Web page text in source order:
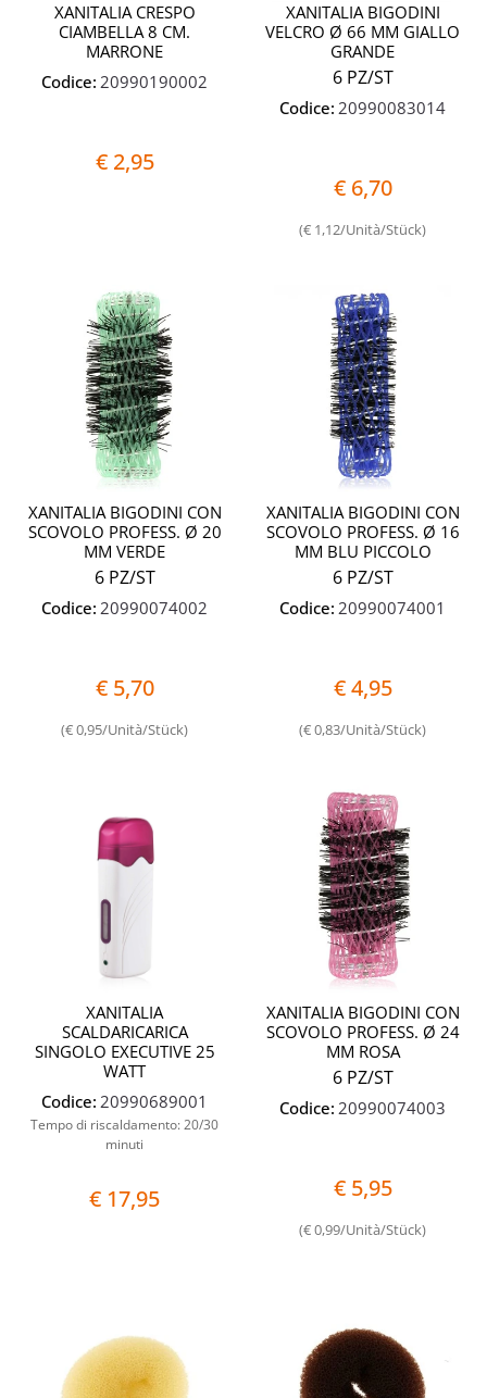
XANITALIA CRESPO
CIAMBELLA 8 CM.
MARRONE
Codice: 20990190002
€ 2,95
XANITALIA BIGODINI
VELCRO Ø 66 MM GIALLO
GRANDE
6 PZ/ST
Codice: 20990083014
€ 6,70
(€ 1,12/Unità/Stück)
XANITALIA BIGODINI CON
SCOVOLO PROFESS. Ø 20
MM VERDE
6 PZ/ST
Codice: 20990074002
€ 5,70
(€ 0,95/Unità/Stück)
XANITALIA BIGODINI CON
SCOVOLO PROFESS. Ø 16
MM BLU PICCOLO
6 PZ/ST
Codice: 20990074001
€ 4,95
(€ 0,83/Unità/Stück)
XANITALIA
SCALDARICARICA
SINGOLO EXECUTIVE 25
WATT
Codice: 20990689001
Tempo di riscaldamento: 20/30
minuti
€ 17,95
XANITALIA BIGODINI CON
SCOVOLO PROFESS. Ø 24
MM ROSA
6 PZ/ST
Codice: 20990074003
€ 5,95
(€ 0,99/Unità/Stück)